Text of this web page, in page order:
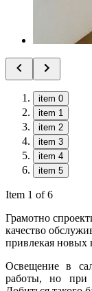
item 0
item 1
item 2
item 3
item 4
item 5
Item 1 of 6
Грамотно
качество
привлекая новых
Освещение в
работы, но при